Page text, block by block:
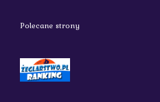
Polecane strony